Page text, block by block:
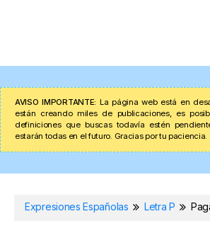
AVISO IMPORTANTE: La página web está en
están creando miles de publicaciones, es
definiciones que buscas todavía estén
estarán todas en el futuro. Gracias por tu paciencia.
Expresiones Españolas Letra P